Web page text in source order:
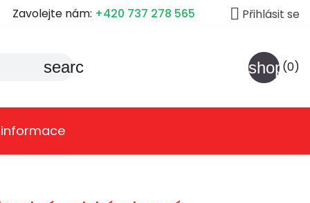
Zavolejte nám: +420 737 278 565  Přihlásit se
search (0)